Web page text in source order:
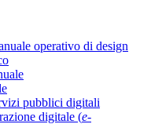
operativo di design
pubblici digitali
digitale (e-